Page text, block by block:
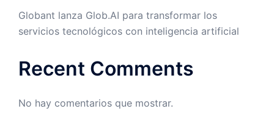
Globant lanza Glob.AI para transformar los
servicios tecnológicos con inteligencia artificial
Recent Comments
No hay comentarios que mostrar.